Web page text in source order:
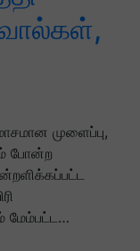
முளைப்பு,
போன்ற
மேம்பட்ட…